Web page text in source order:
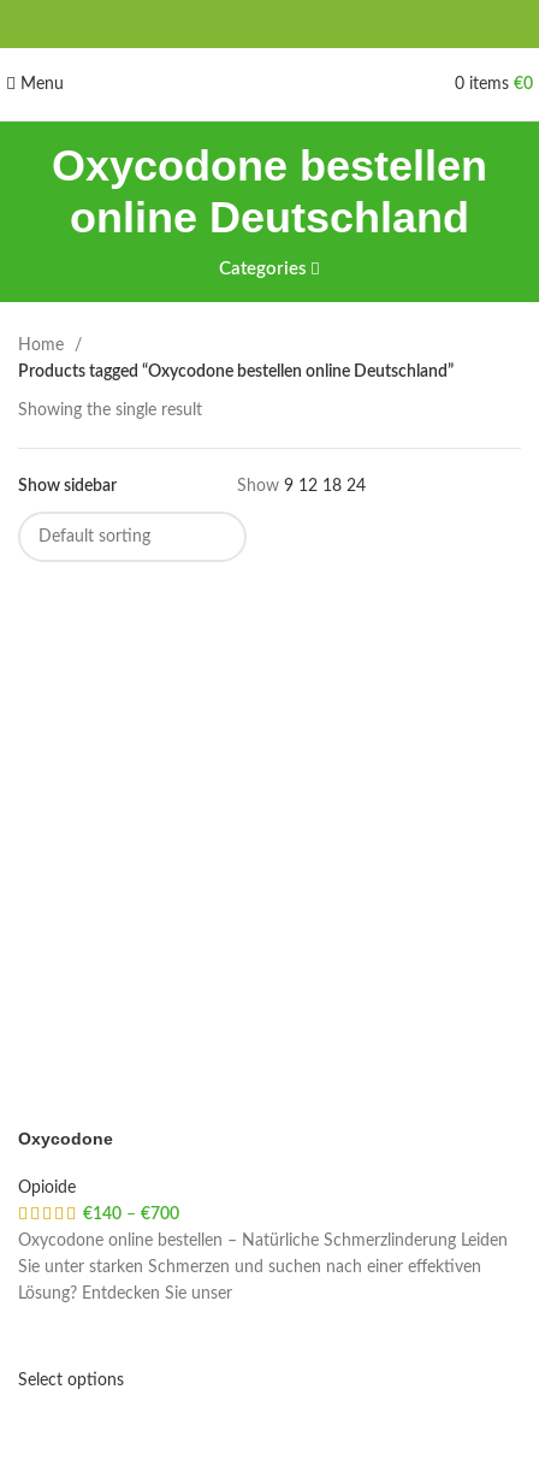
Menu 0 items €0
Oxycodone bestellen
online Deutschland
Categories
Home
Products tagged “Oxycodone bestellen online Deutschland”
Showing the single result
Show sidebar Show 9 12 18 24
Oxycodone
Opioide
€140 – €700
Oxycodone online bestellen – Natürliche Schmerzlinderung Leiden
Sie unter starken Schmerzen und suchen nach einer effektiven
Lösung? Entdecken Sie unser
Select options